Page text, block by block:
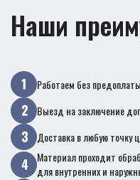
Наши
Работаем без
Выезд на заключение
Доставка в любую точку
Материал проходит
для внутренних и